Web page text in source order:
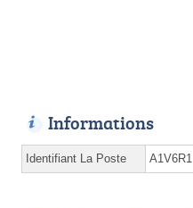
Informations
Identifiant La Poste A1V6R1